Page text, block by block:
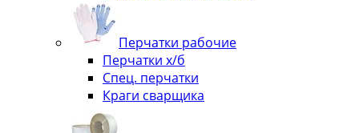
Перчатки рабочие
Перчатки х/б
Спец. перчатки
Краги сварщика